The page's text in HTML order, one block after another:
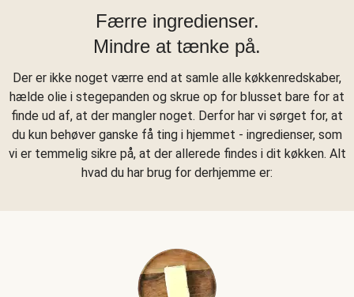
Færre ingredienser.
Mindre at tænke på.
Der er ikke noget værre end at samle alle køkkenredskaber,
hælde olie i stegepanden og skrue op for blusset bare for at
finde ud af, at der mangler noget. Derfor har vi sørget for, at
du kun behøver ganske få ting i hjemmet - ingredienser, som
vi er temmelig sikre på, at der allerede findes i dit køkken. Alt
hvad du har brug for derhjemme er: